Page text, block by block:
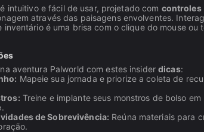
intuitivo e fácil de usar, projetado com controles
através das paisagens envolventes.
é uma brisa com o clique do mouse
aventura Palworld com estes insiderdicas:
Mapeie sua jornada e priorize a coleta de
Treine e implante seus monstros de bolso
de Sobrevivência: Reúna materiais para